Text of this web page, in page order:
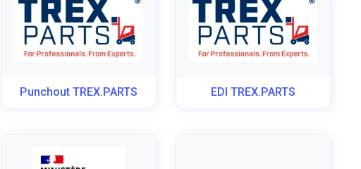
Punchout TREX.PARTS EDI TREX.PARTS